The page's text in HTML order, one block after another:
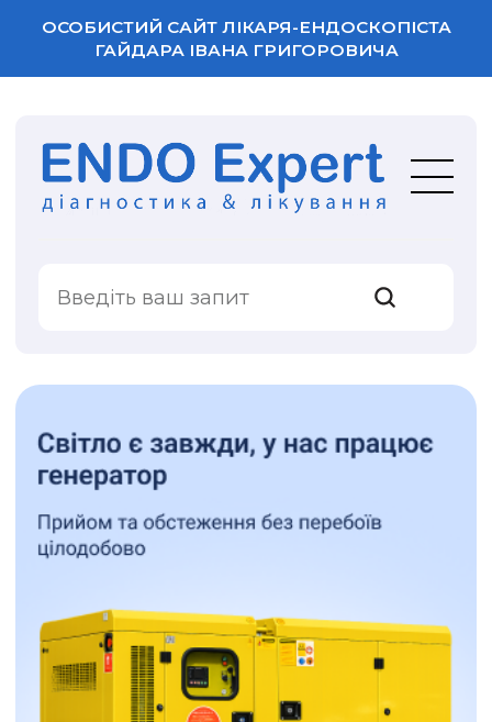
ОСОБИСТИЙ САЙТ ЛІКАРЯ-ЕНДОСКОПІСТА
ГАЙДАРА ІВАНА ГРИГОРОВИЧА
ПОСЛУГИ
ЗАЛИШИТИ ВІДГУК